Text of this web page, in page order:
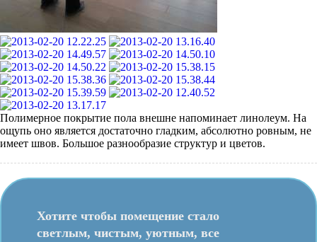
Полимерное покрытие пола внешне напоминает линолеум. На
ощупь оно является достаточно гладким, абсолютно ровным, не
имеет швов. Большое разнообразие структур и цветов.
Хотите чтобы помещение стало
светлым, чистым, уютным, все